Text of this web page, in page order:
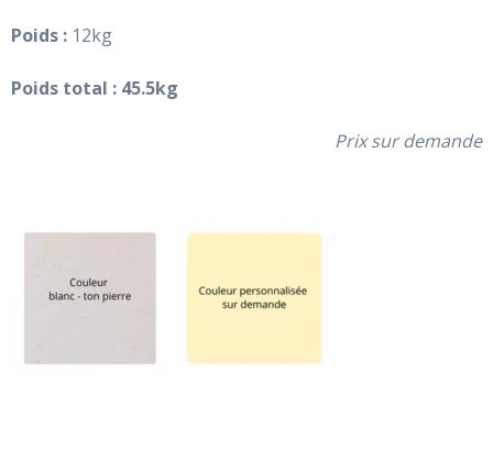
Poids : 12kg
Poids total : 45.5kg
Prix sur demande